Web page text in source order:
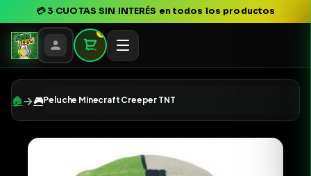
💳3 CUOTAS SIN INTERÉS en todos los productos
0
🏠 →🎮Peluche Minecraft Creeper TNT